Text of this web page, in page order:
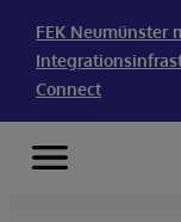
FEK Neumünster
Connect
Skip to content
Menu